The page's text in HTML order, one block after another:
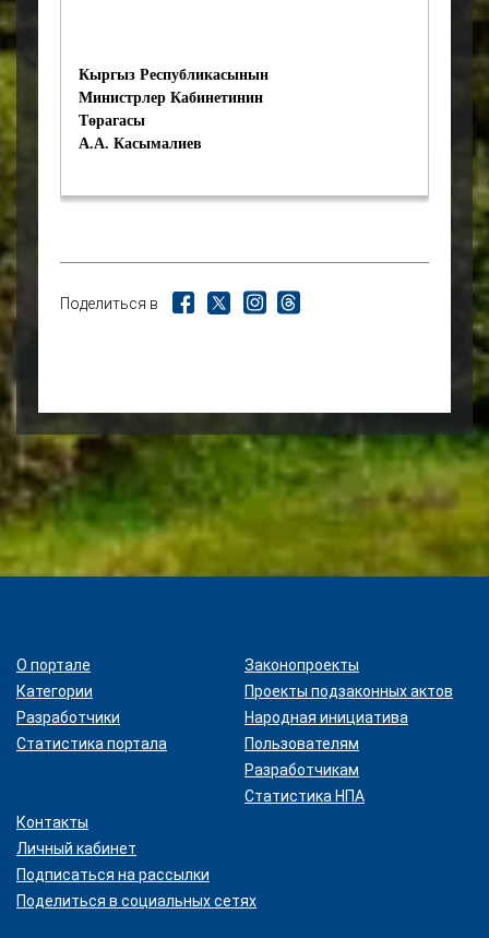
Прогнозы возможных
социальных,
гендерных,
последствий
Принятие данного проекта
социальных,
Информация о
результатах
общественного
обсуждения
22 Закона Кыргызской
Республики» настоящий
проект будет размещен на
Едином портале
общественного
обсуждения НПА.
Анализ соответствия
проекта
законодательства, а также
Кыргыз Республикасынын
Министрлер Кабинетинин
Төрагасы
А.А. Касымалиев
Поделиться в
О портале
Категории
Разработчики
Статистика портала
Законопроекты
Проекты подзаконных актов
Народная инициатива
Пользователям
Разработчикам
Статистика НПА
Контакты
Личный кабинет
Подписаться на рассылки
Поделиться в социальных сетях